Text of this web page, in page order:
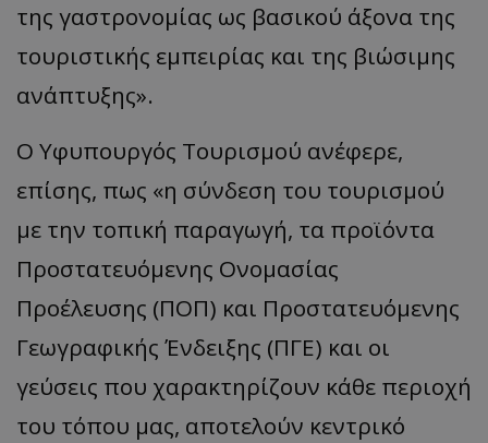
της γαστρονομίας ως βασικού άξονα της
τουριστικής εμπειρίας και της βιώσιμης
ανάπτυξης».
Ο Υφυπουργός Τουρισμού ανέφερε,
επίσης, πως «η σύνδεση του τουρισμού
με την τοπική παραγωγή, τα προϊόντα
Προστατευόμενης Ονομασίας
Προέλευσης (ΠΟΠ) και Προστατευόμενης
Γεωγραφικής Ένδειξης (ΠΓΕ) και οι
γεύσεις που χαρακτηρίζουν κάθε περιοχή
του τόπου μας, αποτελούν κεντρικό